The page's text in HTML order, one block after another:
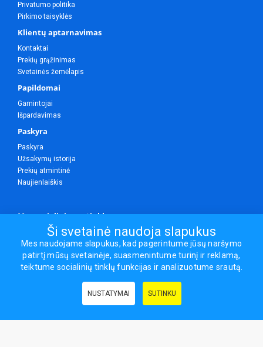
Privatumo politika
Pirkimo taisyklės
Klientų aptarnavimas
Kontaktai
Prekių grąžinimas
Svetainės žemėlapis
Papildomai
Gamintojai
Išpardavimas
Paskyra
Paskyra
Užsakymų istorija
Prekių atmintinė
Naujienlaiškis
Mes socialiniuose tinkluose
Visos teisės saugomos.
Sporto ir laisvalaikio prekės, maisto papildai - erasportas.lt © 2026
Ši svetainė naudoja slapukus
Mes naudojame slapukus, kad pagerintume jūsų naršymo
patirtį mūsų svetainėje, suasmenintume turinį ir reklamą,
teiktume socialinių tinklų funkcijas ir analizuotume srautą.
NUSTATYMAI SUTINKU